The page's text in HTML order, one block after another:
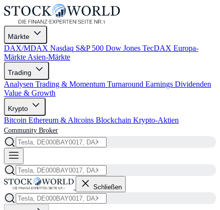
Märkte
DAX/MDAX Nasdaq S&P 500 Dow Jones TecDAX Europa-
Märkte Asien-Märkte
Trading
Analysen Trading & Momentum Turnaround Earnings Dividenden
Value & Growth
Krypto
Bitcoin Ethereum & Altcoins Blockchain Krypto-Aktien
Community Broker
Schließen